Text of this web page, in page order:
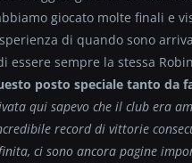
giocato molte finali e
di quando sono
sempre la stessa
posto speciale tanto da
qui sapevo che il club era
record di vittorie
ci sono ancora pagine